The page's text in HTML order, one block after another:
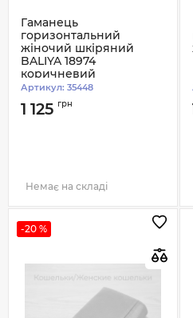
Гаманець
горизонтальний
жіночий шкіряний
BALIYA 18974
коричневий
Артикул: 35448
1 125 грн
Немає на складі
-20 %